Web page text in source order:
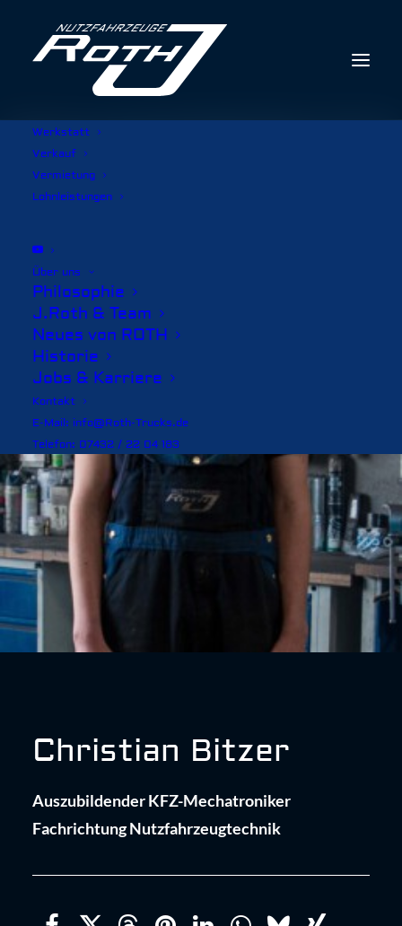
Werkstatt
Verkauf
Vermietung
Lohnleistungen
Über uns
Philosophie
J.Roth & Team
Neues von ROTH
Historie
Jobs & Karriere
Kontakt
E-Mail: info@Roth-Trucks.de
Telefon: 07432 / 22 04 183
Christian Bitzer
Auszubildender KFZ-Mechatroniker
Fachrichtung Nutzfahrzeugtechnik